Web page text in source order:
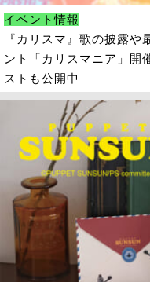
イベント情報
『カリスマ』歌の披露
ント「カリスマニア」開
ストも公開中